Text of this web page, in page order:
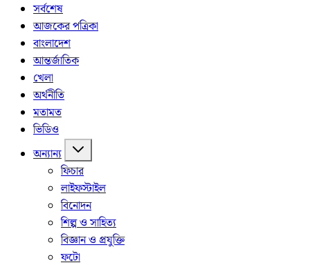
সর্বশেষ
আজকের পত্রিকা
বাংলাদেশ
আন্তর্জাতিক
খেলা
অর্থনীতি
মতামত
ভিডিও
অন্যান্য
ফিচার
লাইফস্টাইল
বিনোদন
শিল্প ও সাহিত্য
বিজ্ঞান ও প্রযুক্তি
ফটো